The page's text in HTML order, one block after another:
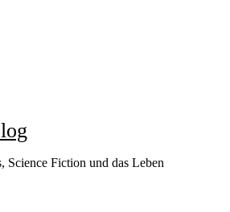
Science Fiction und das Leben